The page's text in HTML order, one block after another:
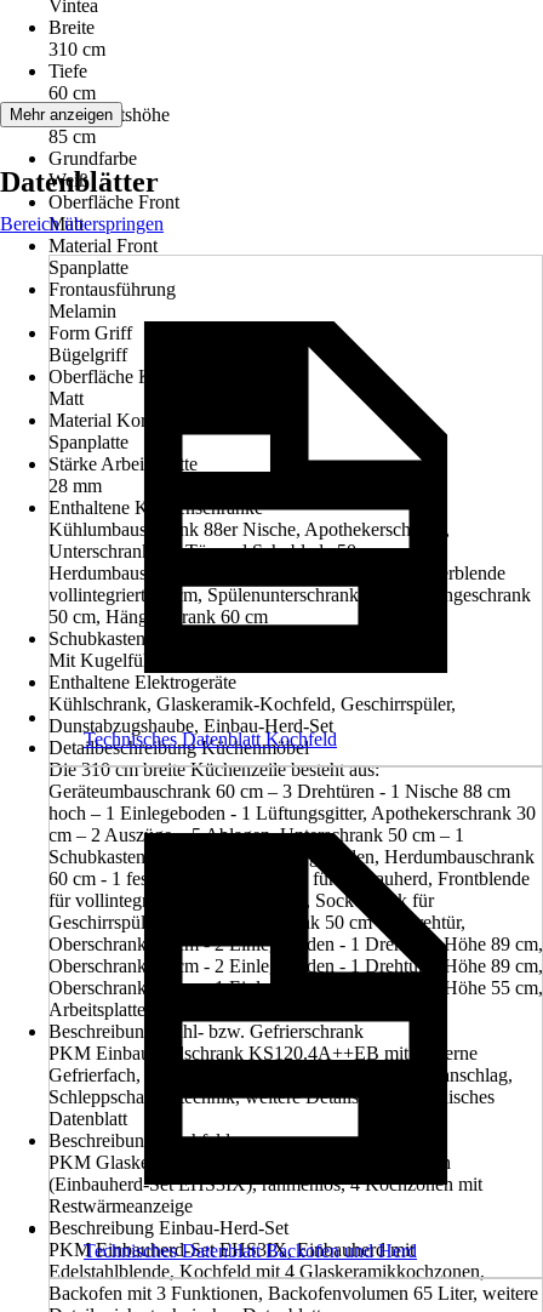
Vintea
Breite
310 cm
Tiefe
60 cm
platArbeitshöhe
85 cm
Grundfarbe
Weiß
Oberfläche Front
Matt
Material Front
Spanplatte
Frontausführung
Melamin
Form Griff
Bügelgriff
Oberfläche Korpus
Matt
Material Korpus
Spanplatte
Stärke Arbeitsplatte
28 mm
Enthaltene Küchenschränke
Kühlumbauschrank 88er Nische, Apothekerschrank,
Unterschrank mit Tür und Schublade 50 cm,
Herdumbauschrank mit fester Blende, Geschirrspülerblende
vollintegriert 60 cm, Spülenunterschrank 50 cm, Hängeschrank
50 cm, Hängeschrank 60 cm
Schubkastenausführung
Mit Kugelführung und Spanplattenzarge
Enthaltene Elektrogeräte
Kühlschrank, Glaskeramik-Kochfeld, Geschirrspüler,
Dunstabzugshaube, Einbau-Herd-Set
Detailbeschreibung Küchenmöbel
Die 310 cm breite Küchenzeile besteht aus:
Geräteumbauschrank 60 cm – 3 Drehtüren - 1 Nische 88 cm
hoch – 1 Einlegeboden - 1 Lüftungsgitter, Apothekerschrank 30
cm – 2 Auszüge – 5 Ablagen, Unterschrank 50 cm – 1
Schubkasten - 1 Drehtür – 1 Einlegeboden, Herdumbauschrank
60 cm - 1 feste Blende – 1 Nische für Einbauherd, Frontblende
für vollintegrierten Geschirrspüler, Sockelstück für
Geschirrspüler, Spülenunterschrank 50 cm - 1 Drehtür,
Oberschrank 50 cm - 2 Einlegeböden - 1 Drehtür – Höhe 89 cm,
Oberschrank 60 cm - 2 Einlegeböden - 1 Drehtür – Höhe 89 cm,
Oberschrank 50 cm - 1 Einlegeboden - 1 Drehtür – Höhe 55 cm,
Arbeitsplatte 220 x 60 cm
Beschreibung Kühl- bzw. Gefrierschrank
PKM Einbaukühlschrank KS120.4A++EB mit 4-Sterne
Gefrierfach, Nischenhöhe 88 cm, wechselbarer Türanschlag,
Schleppscharniertechnik, weitere Details siehe technisches
Datenblatt
Beschreibung Kochfeld
PKM Glaskeramikkochfeld EHS3IX, herdgebunden
(Einbauherd-Set EHS3IX), rahmenlos, 4 Kochzonen mit
Restwärmeanzeige
Beschreibung Einbau-Herd-Set
PKM Einbauherd-Set EHS3IX, Einbauherd mit
Edelstahlblende, Kochfeld mit 4 Glaskeramikkochzonen,
Backofen mit 3 Funktionen, Backofenvolumen 65 Liter, weitere
Mehr anzeigen
Datenblätter
Bereich überspringen
Technisches Datenblatt Kochfeld
Technisches Datenblatt Backofen und Herd